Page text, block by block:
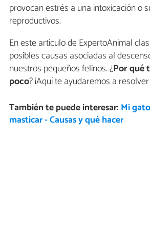
provocan estrés a una intoxicación o
reproductivos.
En este artículo de ExpertoAnimal
posibles causas asociadas al
nuestros pequeños felinos. ¿Por qué
poco? ¡Aquí te ayudaremos a
También te puede interesar: Mi
masticar - Causas y qué hacer